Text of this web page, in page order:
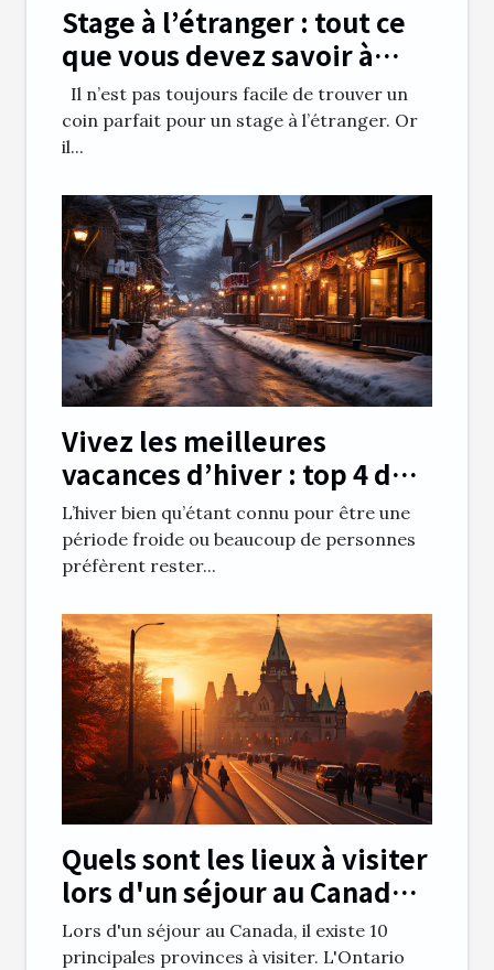
Stage à l’étranger : tout ce
que vous devez savoir à
propos
Il n’est pas toujours facile de trouver un
coin parfait pour un stage à l’étranger. Or
il...
Vivez les meilleures
vacances d’hiver : top 4 des
meilleures destinations en
hiver
L’hiver bien qu’étant connu pour être une
période froide ou beaucoup de personnes
préfèrent rester...
Quels sont les lieux à visiter
lors d'un séjour au Canada
en Ontario ?
Lors d'un séjour au Canada, il existe 10
principales provinces à visiter. L'Ontario